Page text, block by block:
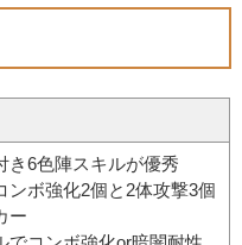
き6色陣スキルが優秀
ンボ強化2個と2体攻撃3個
ー